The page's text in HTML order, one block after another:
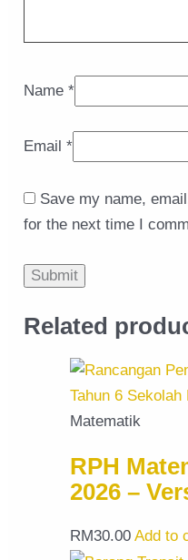
Name*
Email*
Save my name,
for the next time I
Related
Matematik
RPH
2026 –
RM30.00 Add to